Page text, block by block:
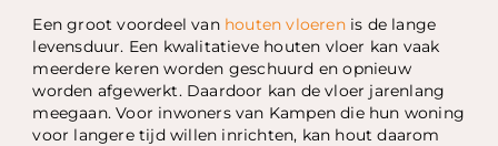
Een groot voordeel van houten vloerenis de lange
levensduur. Een kwalitatieve houten vloer kan vaak
meerdere keren worden geschuurd en opnieuw
worden afgewerkt. Daardoor kan de vloer jarenlang
meegaan. Voor inwoners van Kampen die hun woning
voor langere tijd willen inrichten, kan hout daarom